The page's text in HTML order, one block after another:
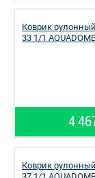
Коврик
33 1/1
4
Коврик